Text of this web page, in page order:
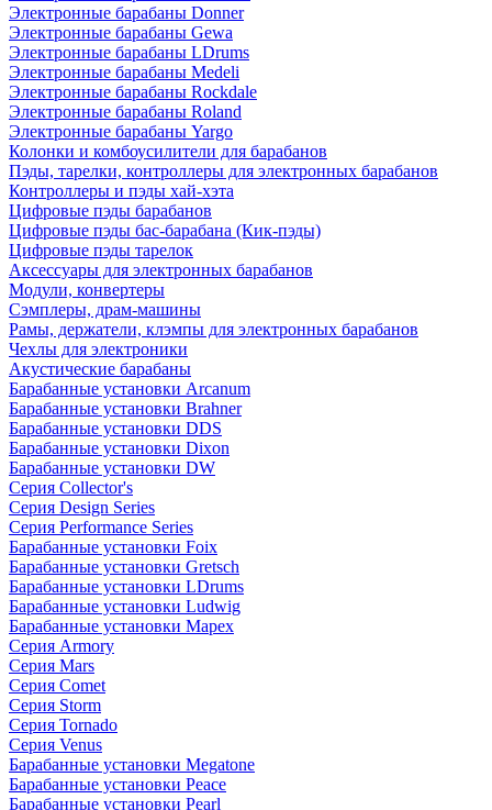
Электронные барабаны Donner
Электронные барабаны Gewa
Электронные барабаны LDrums
Электронные барабаны Medeli
Электронные барабаны Rockdale
Электронные барабаны Roland
Электронные барабаны Yargo
Колонки и комбоусилители для барабанов
Пэды, тарелки, контроллеры для электронных барабанов
Контроллеры и пэды хай-хэта
Цифровые пэды барабанов
Цифровые пэды бас-барабана (Кик-пэды)
Цифровые пэды тарелок
Аксессуары для электронных барабанов
Модули, конвертеры
Сэмплеры, драм-машины
Рамы, держатели, клэмпы для электронных барабанов
Чехлы для электроники
Акустические барабаны
Барабанные установки Arcanum
Барабанные установки Brahner
Барабанные установки DDS
Барабанные установки Dixon
Барабанные установки DW
Серия Collector's
Серия Design Series
Серия Performance Series
Барабанные установки Foix
Барабанные установки Gretsch
Барабанные установки LDrums
Барабанные установки Ludwig
Барабанные установки Mapex
Серия Armory
Серия Mars
Серия Comet
Серия Storm
Серия Tornado
Серия Venus
Барабанные установки Megatone
Барабанные установки Peace
Барабанные установки Pearl